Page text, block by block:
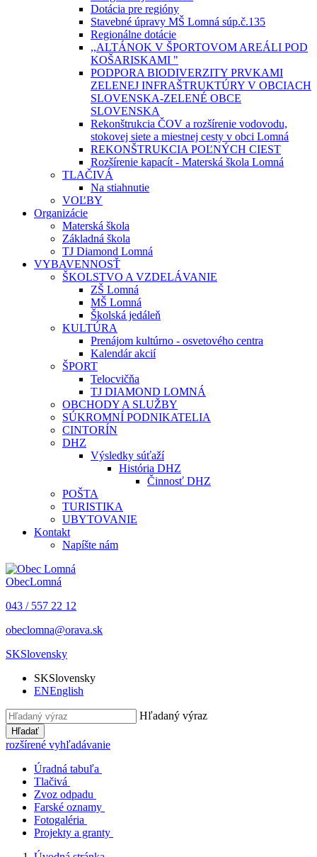
Dotácia pre regióny
Stavebné úpravy MŠ Lomná súp.č.135
Regionálne dotácie
,,ALTÁNOK V ŠPORTOVOM AREÁLI POD
KOŠARISKAMI "
PODPORA BIODIVERZITY PRVKAMI
ZELENEJ INFRAŠTRUKTÚRY V OBCIACH
SLOVENSKA-ZELENÉ OBCE
SLOVENSKA
Rekonštrukcia ČOV a rozšírenie vodovodu,
stokovej siete a miestnej cesty v obci Lomná
REKONŠTRUKCIA POĽNÝCH CIEST
Rozšírenie kapacít - Materská škola Lomná
TLAČIVÁ
Na stiahnutie
VOĽBY
Organizácie
Materská škola
Základná škola
TJ Diamond Lomná
VYBAVENNOSŤ
ŠKOLSTVO A VZDELÁVANIE
ZŠ Lomná
MŠ Lomná
Školská jedáleň
KULTÚRA
Prenájom kultúrno - osvetového centra
Kalendár akcií
ŠPORT
Telocvičňa
TJ DIAMOND LOMNÁ
OBCHODY A SLUŽBY
SÚKROMNÍ PODNIKATELIA
CINTORÍN
DHZ
Výsledky súťaží
História DHZ
Činnosť DHZ
POŠTA
TURISTIKA
UBYTOVANIE
Kontakt
Napíšte nám
ObecLomná
043 / 557 22 12
obeclomna@orava.sk
SKSlovensky
SKSlovensky
ENEnglish
Hľadaný výraz
Hľadať
rozšírené vyhľadávanie
Úradná tabuľa
Tlačivá
Zvoz odpadu
Farské oznamy
Fotogaléria
Projekty a granty